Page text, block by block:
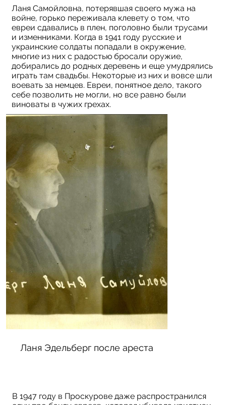
Ланя Самойловна, потерявшая своего мужа на
войне, горько переживала клевету о том, что
евреи сдавались в плен, поголовно были трусами
и изменниками. Когда в 1941 году русские и
украинские солдаты попадали в окружение,
многие из них с радостью бросали оружие,
добирались до родных деревень и еще умудрялись
играть там свадьбы. Некоторые из них и вовсе шли
воевать за немцев. Евреи, понятное дело, такого
себе позволить не могли, но все равно были
виноваты в чужих грехах.
В 1947 году в Проскурове даже распространился
Ланя Эдельберг после ареста